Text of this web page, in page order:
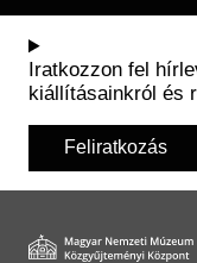
Iratkozzon fel
kiállításainkról és
Feliratkozás